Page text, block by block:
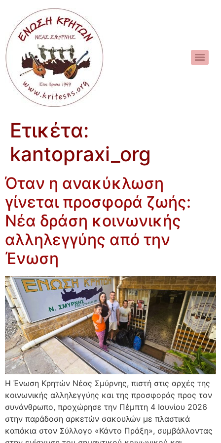
Ετικέτα:
kantopraxi_org
Όταν η ανακύκλωση
γίνεται προσφορά ζωής:
Νέα δράση κοινωνικής
αλληλεγγύης από την
Ένωση
Η Ένωση Κρητών Νέας Σμύρνης, πιστή στις αρχές της
κοινωνικής αλληλεγγύης και της προσφοράς προς τον
συνάνθρωπο, προχώρησε την Πέμπτη 4 Ιουνίου 2026
στην παράδοση αρκετών σακουλών με πλαστικά
καπάκια στον Σύλλογο «Κάντο Πράξη», συμβάλλοντας